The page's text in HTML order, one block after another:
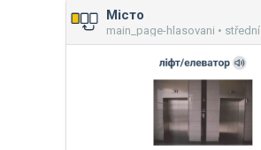
Місто
main_page-hlasovani • střední